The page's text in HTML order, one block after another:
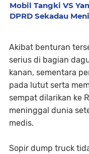
Mobil Tangki VS
DPRD Sekadau
Akibat benturan
serius di bagian
kanan, sementara
pada lutut serta
sempat dilarikan ke
meninggal dunia
medis.
Sopir dump truck